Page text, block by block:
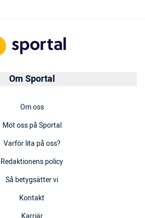
Om Sportal
Om oss
Möt oss på Sportal
Varför lita på oss?
Redaktionens policy
Så betygsätter vi
Kontakt